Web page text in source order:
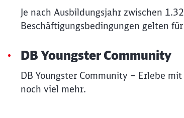
Je nach Ausbildungsjahr zwischen
Beschäftigungsbedingungen gelten
DB Youngster Community
DB Youngster Community – Erlebe
noch viel mehr.